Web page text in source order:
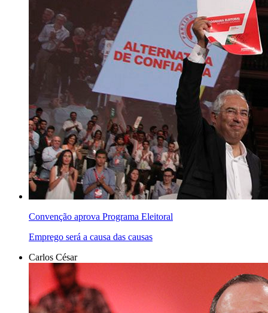
Convenção aprova Programa Eleitoral
Emprego será a causa das causas
Carlos César